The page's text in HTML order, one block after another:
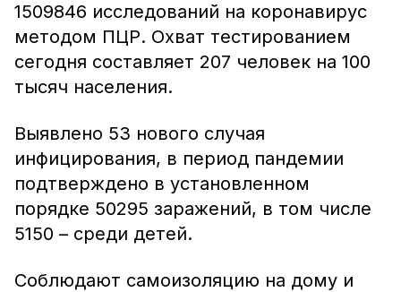
1509846 исследований на коронавирус
методом ПЦР. Охват тестированием
сегодня составляет 207 человек на 100
тысяч населения.
Выявлено 53 нового случая
инфицирования, в период пандемии
подтверждено в установленном
порядке 50295 заражений, в том числе
5150 – среди детей.
Соблюдают самоизоляцию на дому и